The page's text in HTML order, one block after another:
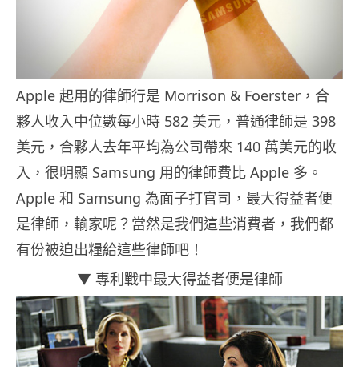
Apple 起用的律師行是 Morrison & Foerster，合
夥人收入中位數每小時 582 美元，普通律師是 398
美元，合夥人去年平均為公司帶來 140 萬美元的收
入，很明顯 Samsung 用的律師費比 Apple 多。
Apple 和 Samsung 為面子打官司，最大得益者便
是律師，輸家呢？當然是我們這些消費者，我們都
有份被迫出糧給這些律師吧！
▼ 專利戰中最大得益者便是律師